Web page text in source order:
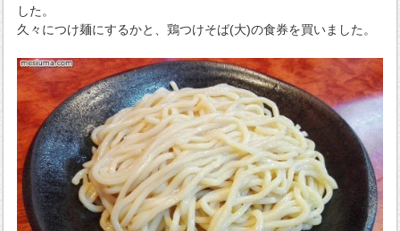
した。
久々につけ麺にするかと、鶏つけそば(大)の食券を買いました。